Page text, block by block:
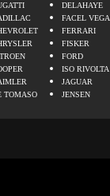
TOMASO
DELAHAYE
FACEL VEGA
FERRARI
FISKER
FORD
ISO RIVOLTA
JAGUAR
JENSEN